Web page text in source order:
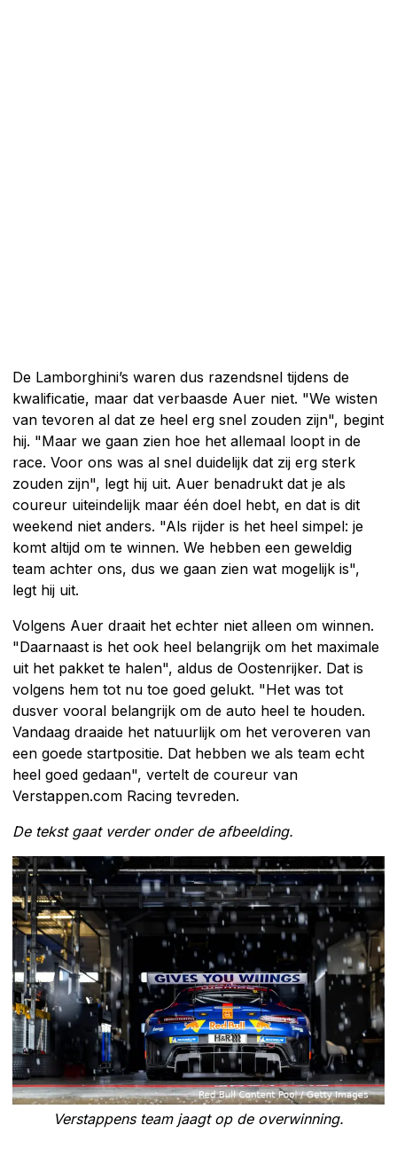
De Lamborghini’s waren dus razendsnel tijdens de
kwalificatie, maar dat verbaasde Auer niet. "We wisten
van tevoren al dat ze heel erg snel zouden zijn", begint
hij. "Maar we gaan zien hoe het allemaal loopt in de
race. Voor ons was al snel duidelijk dat zij erg sterk
zouden zijn", legt hij uit. Auer benadrukt dat je als
coureur uiteindelijk maar één doel hebt, en dat is dit
weekend niet anders. "Als rijder is het heel simpel: je
komt altijd om te winnen. We hebben een geweldig
team achter ons, dus we gaan zien wat mogelijk is",
legt hij uit.
Volgens Auer draait het echter niet alleen om winnen.
"Daarnaast is het ook heel belangrijk om het maximale
uit het pakket te halen", aldus de Oostenrijker. Dat is
volgens hem tot nu toe goed gelukt. "Het was tot
dusver vooral belangrijk om de auto heel te houden.
Vandaag draaide het natuurlijk om het veroveren van
een goede startpositie. Dat hebben we als team echt
heel goed gedaan", vertelt de coureur van
Verstappen.com Racing tevreden.
De tekst gaat verder onder de afbeelding.
Verstappens team jaagt op de overwinning.